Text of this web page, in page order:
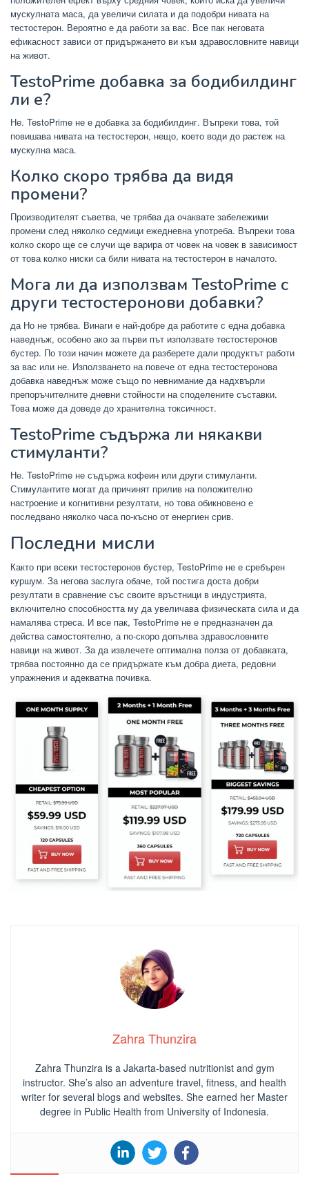
мускулната маса, да увеличи силата и да подобри нивата на
тестостерон. Вероятно е да работи за вас. Все пак неговата
ефикасност зависи от придържането ви към здравословните навици
на живот.
TestoPrime добавка за бодибилдинг
ли е?
Не. TestoPrime не е добавка за бодибилдинг. Въпреки това, той
повишава нивата на тестостерон, нещо, което води до растеж на
мускулна маса.
Колко скоро трябва да видя
промени?
Производителят съветва, че трябва да очаквате забележими
промени след няколко седмици ежедневна употреба. Въпреки това
колко скоро ще се случи ще варира от човек на човек в зависимост
от това колко ниски са били нивата на тестостерон в началото.
Мога ли да използвам TestoPrime с
други тестостеронови добавки?
да Но не трябва. Винаги е най-добре да работите с една добавка
наведнъж, особено ако за първи път използвате тестостеронов
бустер. По този начин можете да разберете дали продуктът работи
за вас или не. Използването на повече от една тестостеронова
добавка наведнъж може също по невнимание да надхвърли
препоръчителните дневни стойности на споделените съставки.
Това може да доведе до хранителна токсичност.
TestoPrime съдържа ли някакви
стимуланти?
Не. TestoPrime не съдържа кофеин или други стимуланти.
Стимулантите могат да причинят прилив на положително
настроение и когнитивни резултати, но това обикновено е
последвано няколко часа по-късно от енергиен срив.
Последни мисли
Както при всеки тестостеронов бустер, TestoPrime не е сребърен
куршум. За негова заслуга обаче, той постига доста добри
резултати в сравнение със своите връстници в индустрията,
включително способността му да увеличава физическата сила и да
намалява стреса. И все пак, TestoPrime не е предназначен да
действа самостоятелно, а по-скоро допълва здравословните
навици на живот. За да извлечете оптимална полза от добавката,
трябва постоянно да се придържате към добра диета, редовни
упражнения и адекватна почивка.
Zahra Thunzira
Zahra Thunzira is a Jakarta-based nutritionist and gym
instructor. She’s also an adventure travel, fitness, and health
writer for several blogs and websites. She earned her Master
degree in Public Health from University of Indonesia.